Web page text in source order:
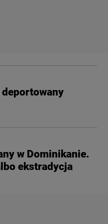
deportowany
w Dominikanie.
ekstradycja